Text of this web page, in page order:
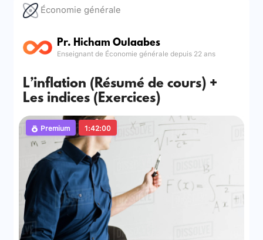
Économie générale
Pr. Hicham Oulaabes
Enseignant de Économie générale depuis 22 ans
L’inflation (Résumé de cours) +
Les indices (Exercices)
Premium 1:42:00